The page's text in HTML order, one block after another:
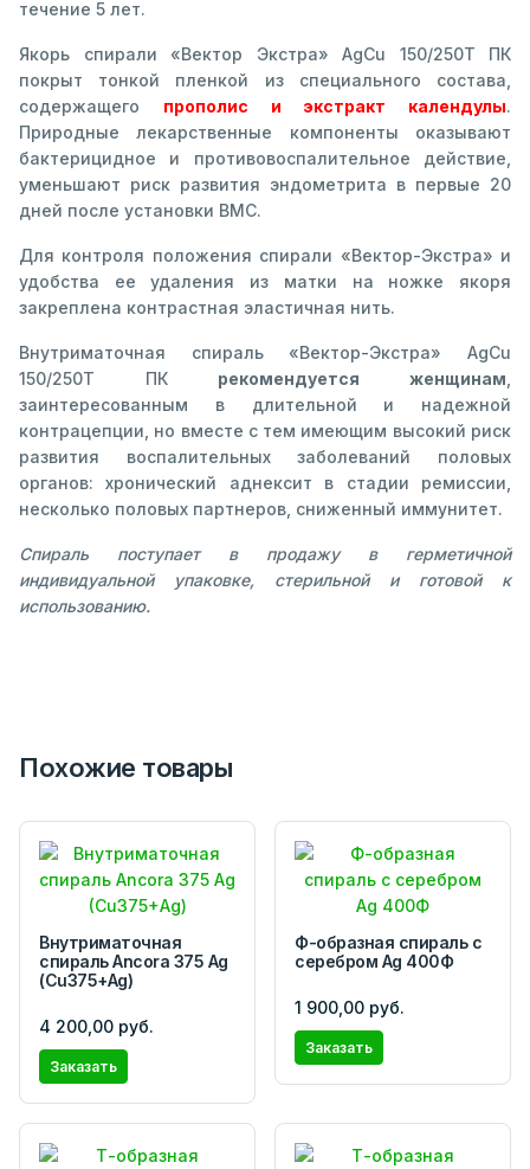
течение 5 лет.
Якорь спирали «Вектор Экстра» AgCu 150/250Т ПК
покрыт тонкой пленкой из специального состава,
содержащего прополис и экстракт календулы.
Природные лекарственные компоненты оказывают
бактерицидное и противовоспалительное действие,
уменьшают риск развития эндометрита в первые 20
дней после установки ВМС.
Для контроля положения спирали «Вектор-Экстра» и
удобства ее удаления из матки на ножке якоря
закреплена контрастная эластичная нить.
Внутриматочная спираль «Вектор-Экстра» AgCu
150/250Т ПК рекомендуется женщинам
заинтересованным в длительной и надежной
контрацепции, но вместе с тем имеющим высокий риск
развития воспалительных заболеваний половых
органов: хронический аднексит в стадии ремиссии,
несколько половых партнеров, сниженный иммунитет.
Спираль поступает в продажу в герметичной
индивидуальной упаковке, стерильной и готовой к
использованию.
Похожие товары
Внутриматочная
спираль Ancora 375 Ag
(Cu375+Ag)
4 200,00 руб.
Заказать
Ф-образная спираль с
серебром Ag 400Ф
1 900,00 руб.
Заказать